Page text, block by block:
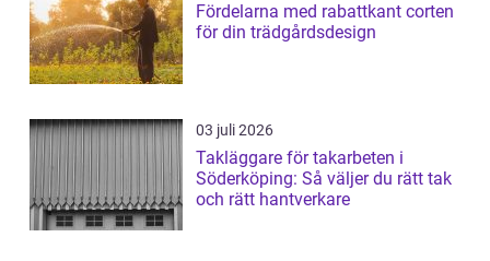
Fördelarna med rabattkant corten
för din trädgårdsdesign
03 juli 2026
Takläggare för takarbeten i
Söderköping: Så väljer du rätt tak
och rätt hantverkare